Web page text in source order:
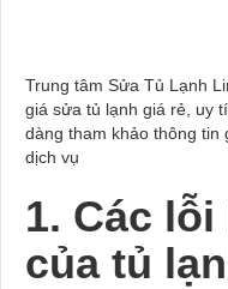
Trung tâm Sửa Tủ Lạnh
giá sửa tủ lạnh giá rẻ, uy
dàng tham khảo thông tin
dịch vụ
1. Các
của tủ